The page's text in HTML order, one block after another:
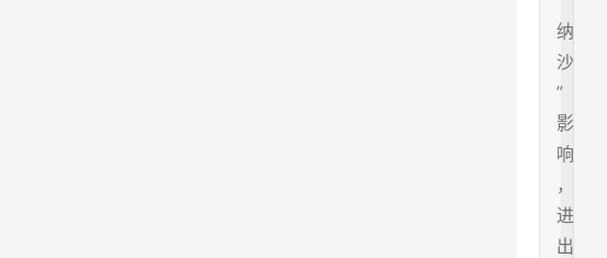
纳
沙
”
影
响
，
进
出